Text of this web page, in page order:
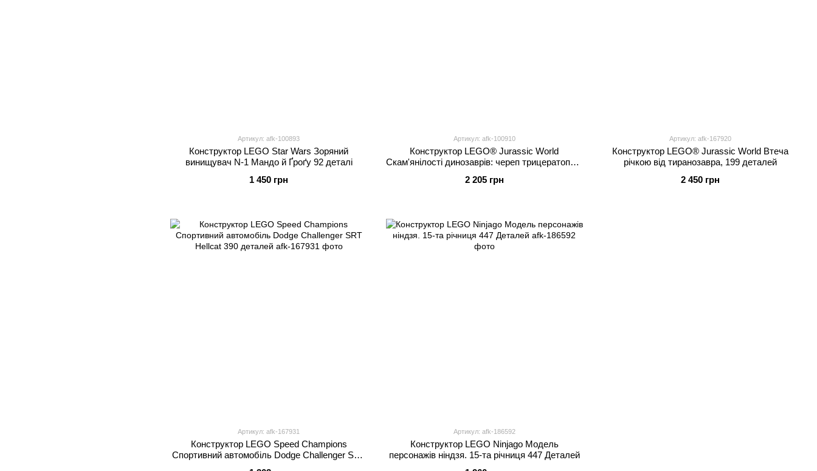
Артикул: afk-100893
Конструктор LEGO Star Wars Зоряний
винищувач N-1 Мандо й Ґроґу 92 деталі
1 450 грн
Артикул: afk-100910
Конструктор LEGO® Jurassic World
Скам'янілості динозаврів: череп трицератопса,
2 205 грн
Артикул: afk-167920
Конструктор LEGO® Jurassic World Втеча
річкою від тиранозавра, 199 деталей
2 450 грн
Артикул: afk-167931
Конструктор LEGO Speed Champions
Спортивний автомобіль Dodge Challenger SRT
Артикул: afk-186592
Конструктор LEGO Ninjago Модель
персонажів ніндзя. 15-та річниця 447 Деталей